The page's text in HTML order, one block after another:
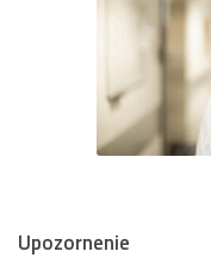
Upozornenie